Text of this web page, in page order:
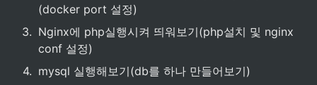
(docker port 설정)
3. Nginx에 php실행시켜 띄워보기(php설치 및 nginx
conf 설정)
4. mysql 실행해보기(db를 하나 만들어보기)